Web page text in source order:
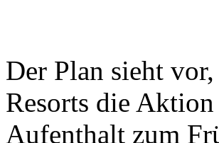
Der Plan sieht
Resorts die Aktion
Aufenthalt zum